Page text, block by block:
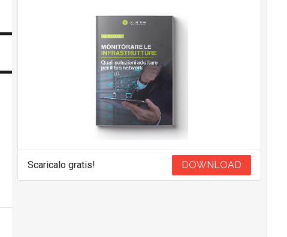
Scaricalo gratis! DOWNLOAD